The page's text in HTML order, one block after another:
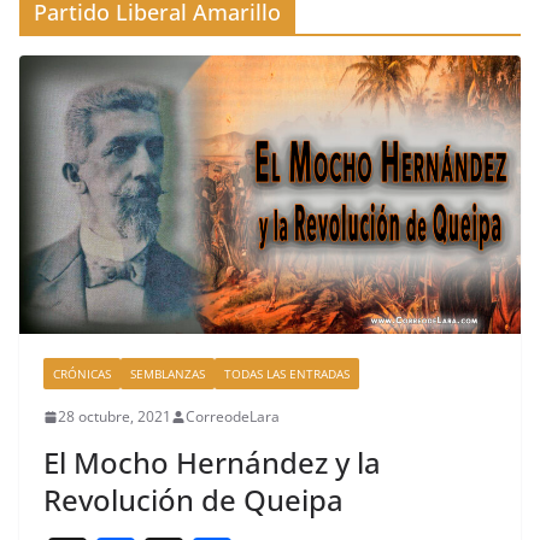
Partido Liberal Amarillo
CRÓNICAS SEMBLANZAS TODAS LAS ENTRADAS
28 octubre, 2021 CorreodeLara
El Mocho Hernández y la
Revolución de Queipa